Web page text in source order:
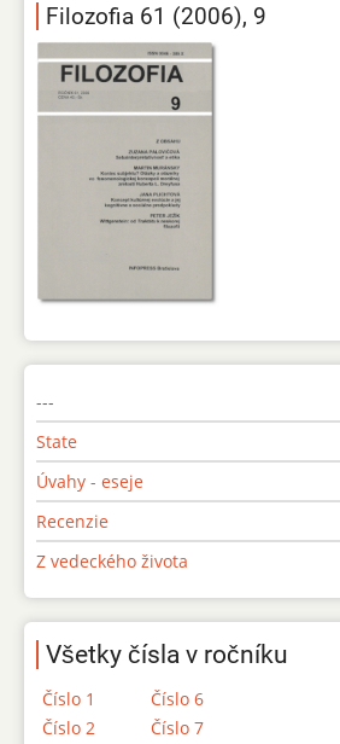
Filozofia 61 (2006), 9
---
State
Úvahy - eseje
Recenzie
Z vedeckého života
Všetky čísla v ročníku
Číslo 1
Číslo 2
Číslo 6
Číslo 7